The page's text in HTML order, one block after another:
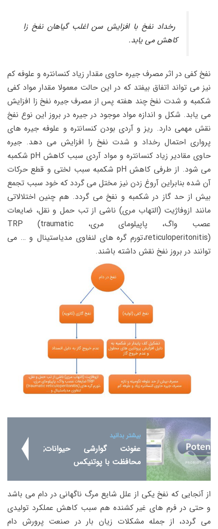
رخداد نفخ با افزایش سن اغلب گیاهان نفخ زا
کاهش می یابد.
نفخ کفی در اثر مصرف جیره حاوی مقدار زیاد کنسانتره و علوفه کم
نیز می تواند اتفاق بیفتد که در این حالت معمولا مقدار مواد کفی
شکمبه و شدت نفخ چند هفته پس از مصرف جیره نفخ زا افزایش
می یابد. شکل و اندازه مواد موجود در جیره در بروز این نوع نفخ
نقش مهمی دارد. ریز و آردی بودن کنسانتره و علوفه جیره های
پرواری احتمال رخداد و شدت نفخ را افزایش می دهد. جیره
حاوی مقادیر زیاد کنسانتره و مواد آردی سبب کاهش pH شکمبه
می شود. از طرفی کاهش pH شکمبه سبب لختی و قطع حرکات
آن شده بنابراین آروغ زدن نیز مختل می گردد که خود سبب تجمع
بیش از حد گاز در شکمبه و نفخ می گردد. هم چنین اختلالاتی
مانند ازوفاژیت (التهاب مری) ناشی از تب حمل و نقل، ضایعات
عصب واگ، پاپیلومای مری، TRP (traumatic
reticuloperitonitis)،تورم گره های لنفاوی مدیاستینال و … می
توانند در بروز نفخ نقش داشته باشند.
بیشتر بدانید
عفونت گوارشی حیوانات;
محافظت با پوتنیکس
از آنجایی که نفخ یکی از علل شایع مرگ ناگهانی در دام می باشد
و حتی در فرم های غیر کشنده هم سبب کاهش عملکرد تولیدی
می گردد، از جمله مشکلات زیان بار در صنعت پرورش دام